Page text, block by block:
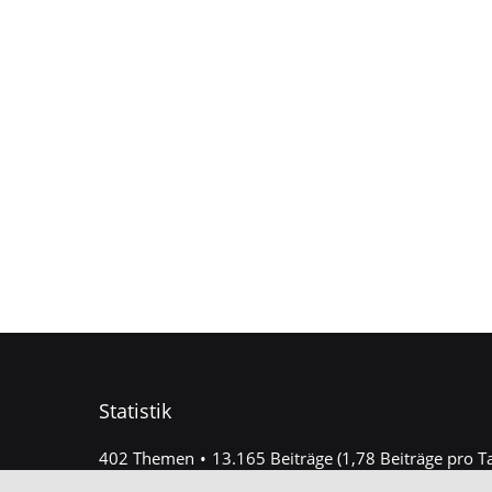
Statistik
402 Themen 13.165 Beiträge (1,78 Beiträge pro